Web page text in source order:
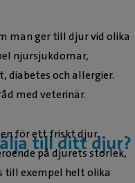
man ger till djur vid olika
njursjukdomar,
diabetes och allergier.
med veterinär.
till ditt djur?
för ett friskt djur.
på djurets storlek,
till exempel helt olika